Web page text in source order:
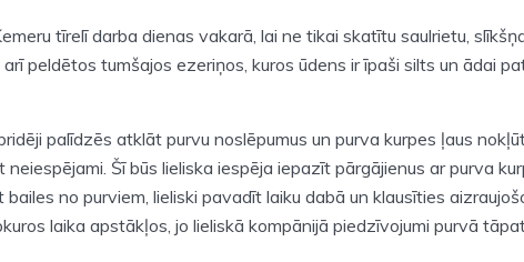
tīrelī darba dienas vakarā, lai ne tikai skatītu saulrietu,
peldētos tumšajos ezeriņos, kuros ūdens ir īpaši silts un ādai
palīdzēs atklāt purvu noslēpumus un purva kurpes ļaus
Šī būs lieliska iespēja iepazīt pārgājienus ar purva
no purviem, lieliski pavadīt laiku dabā un klausīties
laika apstākļos, jo lieliskā kompānijā piedzīvojumi purvā